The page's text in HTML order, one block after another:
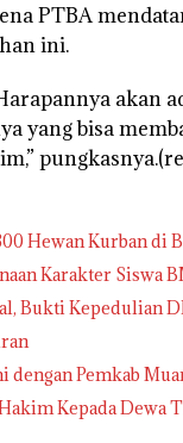
PTBA
ini.
akan
yang bisa
Hewan Kurban di
Karakter Siswa
Bukti Kepedulian
dengan Pemkab
Kepada Dewa